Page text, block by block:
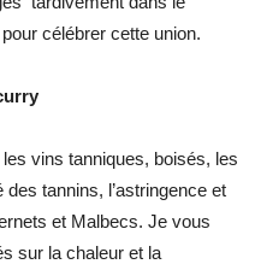
célébrer cette union.
vins tanniques, boisés, les
tannins, l’astringence et
et Malbecs. Je vous
sur la chaleur et la